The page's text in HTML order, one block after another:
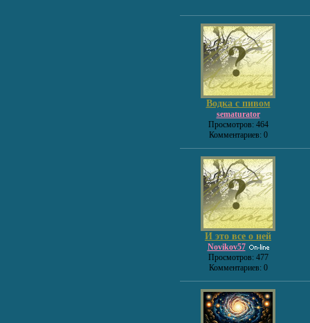
Водка с пивом
sematurator
Просмотров: 464
Комментариев: 0
И это все о ней
Novikov57
Просмотров: 477
Комментариев: 0